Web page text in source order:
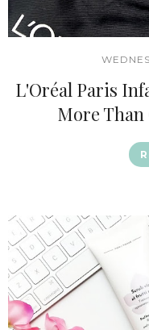
L'Oréal Paris
More